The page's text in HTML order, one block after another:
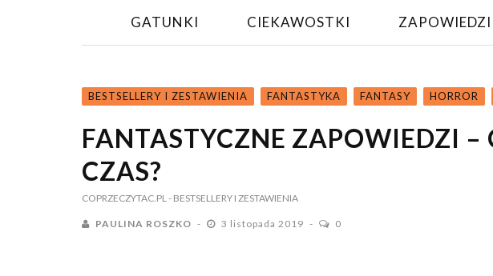
GATUNKI CIEKAWOSTKI
BESTSELLERY I ZESTAWIENIA FANTASTYKA FANTASY HORROR
FANTASTYCZNE ZAPOWIEDZI –
CZAS?
COPRZECZYTAC.PL- BESTSELLERY I ZESTAWIENIA
PAULINA ROSZKO 3 listopada 2019 0